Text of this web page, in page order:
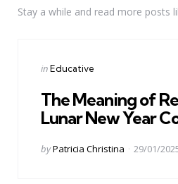
Stay a while and read more posts
Categories
Posted
inEducative
The Meaning of
Lunar New Year
Posted
byPatricia Christina 29/01/